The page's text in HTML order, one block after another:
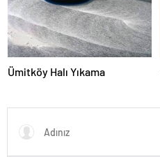
Ümitköy Halı Yıkama